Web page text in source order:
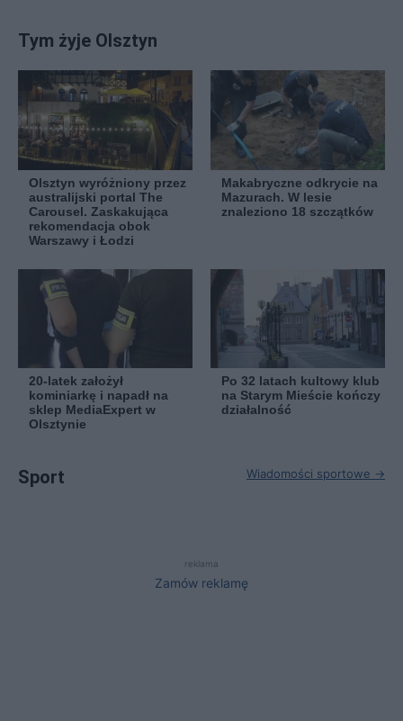
Tym żyje Olsztyn
Olsztyn wyróżniony przez
australijski portal The
Carousel. Zaskakująca
rekomendacja obok
Warszawy i Łodzi
Makabryczne odkrycie na
Mazurach. W lesie
znaleziono 18 szczątków
20-latek założył
kominiarkę i napadł na
sklep MediaExpert w
Olsztynie
Po 32 latach kultowy klub
na Starym Mieście kończy
działalność
Sport Wiadomości sportowe →
reklama
Zamów reklamę